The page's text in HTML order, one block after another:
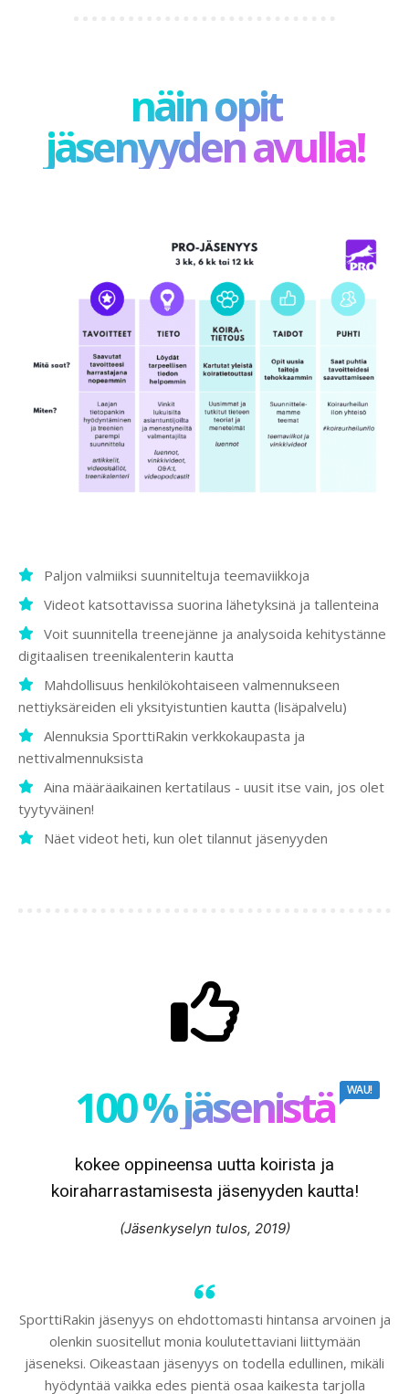
näin opit
jäsenyyden avulla!
Paljon valmiiksi suunniteltuja teemaviikkoja
Videot katsottavissa suorina lähetyksinä ja tallenteina
Voit suunnitella treenejänne ja analysoida kehitystänne
digitaalisen treenikalenterin kautta
Mahdollisuus henkilökohtaiseen valmennukseen
nettiyksäreiden eli yksityistuntien kautta (lisäpalvelu)
Alennuksia SporttiRakin verkkokaupasta ja
nettivalmennuksista
Aina määräaikainen kertatilaus - uusit itse vain, jos olet
tyytyväinen!
Näet videot heti, kun olet tilannut jäsenyyden
100 % jäsenistä WAU!
kokee oppineensa uutta koirista ja
koiraharrastamisesta jäsenyyden kautta!
(Jäsenkyselyn tulos, 2019)
SporttiRakin jäsenyys on ehdottomasti hintansa arvoinen ja
olenkin suositellut monia koulutettaviani liittymään
jäseneksi. Oikeastaan jäsenyys on todella edullinen, mikäli
hyödyntää vaikka edes pientä osaa kaikesta tarjolla